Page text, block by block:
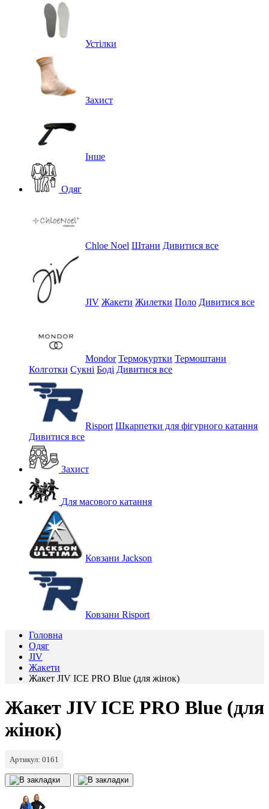
Устілки
Захист
Інше
Одяг
Chloe Noel Штани Дивитися все
JIV Жакети Жилетки Поло Дивитися все
Mondor Термокуртки Термоштани
Колготки Сукні Боді Дивитися все
Risport Шкарпетки для фігурного катання
Дивитися все
Захист
Для масового катання
Ковзани Jackson
Ковзани Risport
Головна
Одяг
JIV
Жакети
Жакет JIV ICE PRO Blue (для жінок)
Жакет JIV ICE PRO Blue (для
жінок)
Артикул: 0161